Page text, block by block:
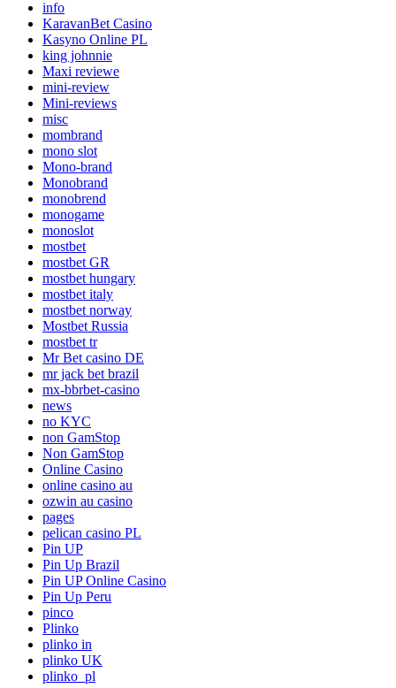
info
KaravanBet Casino
Kasyno Online PL
king johnnie
Maxi reviewe
mini-review
Mini-reviews
misc
mombrand
mono slot
Mono-brand
Monobrand
monobrend
monogame
monoslot
mostbet
mostbet GR
mostbet hungary
mostbet italy
mostbet norway
Mostbet Russia
mostbet tr
Mr Bet casino DE
mr jack bet brazil
mx-bbrbet-casino
news
no KYC
non GamStop
Non GamStop
Online Casino
online casino au
ozwin au casino
pages
pelican casino PL
Pin UP
Pin Up Brazil
Pin UP Online Casino
Pin Up Peru
pinco
Plinko
plinko in
plinko UK
plinko_pl